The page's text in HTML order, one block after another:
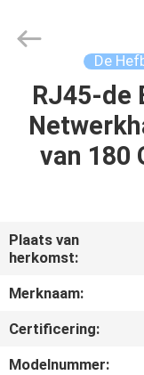
HUIS
ONS
Reserved.
De
RJ45-de
van 180
Plaats van
herkomst:
Merknaam:
Certificering:
Modelnummer: